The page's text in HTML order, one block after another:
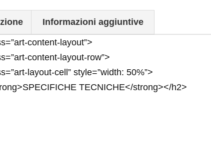
Informazioni aggiuntive
content-layout”>
content-layout-row”>
layout-cell” style=”width: 50%”>
TECNICHE</strong></h2>